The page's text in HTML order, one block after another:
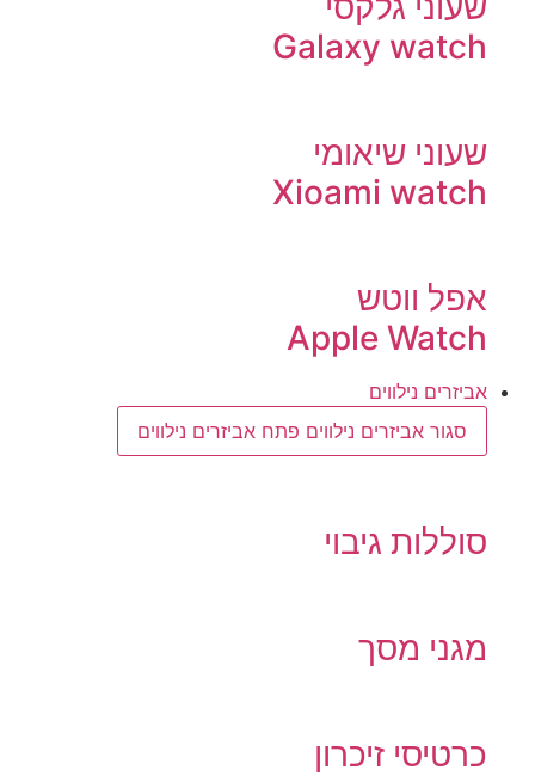
Galaxy watch
שעוני שיאומי
Xioami watch
אפל ווטש
Apple Watch
אביזרים נילווים
סגור אביזרים נילווים פתח אביזרים נילווים
סוללות גיבוי
מגני מסך
כרטיסי זיכרון